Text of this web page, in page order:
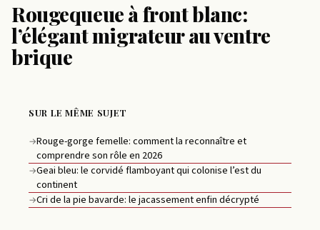
Rougequeue à front blanc:
l’élégant migrateur au ventre
brique
SUR LE MÊME SUJET
→Rouge-gorge femelle: comment la reconnaître et
comprendre son rôle en 2026
→Geai bleu: le corvidé flamboyant qui colonise l’est du
continent
→Cri de la pie bavarde: le jacassement enfin décrypté